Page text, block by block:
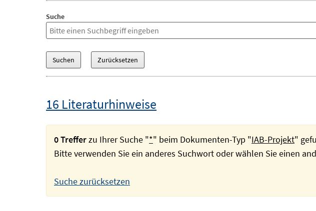
Suche
16 Literaturhinweise
0 Trefferzu Ihrer Suche "*" beim Dokumenten-Typ "IAB-Projekt"
Bitte verwenden Sie ein anderes Suchwort oder wählen Sie einen
Suche zurücksetzen